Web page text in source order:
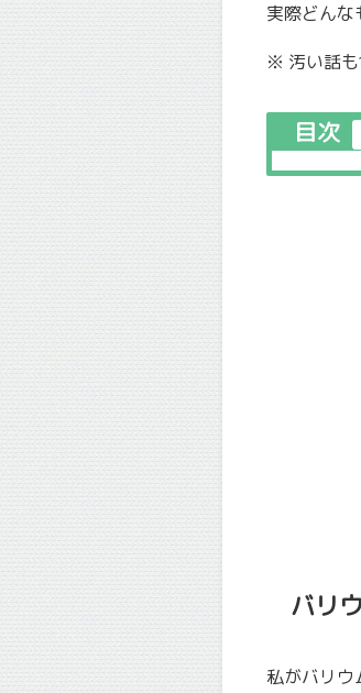
実際どんな
※ 汚い話
目次
バリ
私がバリ